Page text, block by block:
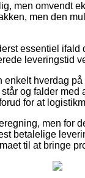
men omvendt
men den
essentiel
leveringstid
enkelt hverdag
og falder med
for at
men for
betalelige
til at bringe